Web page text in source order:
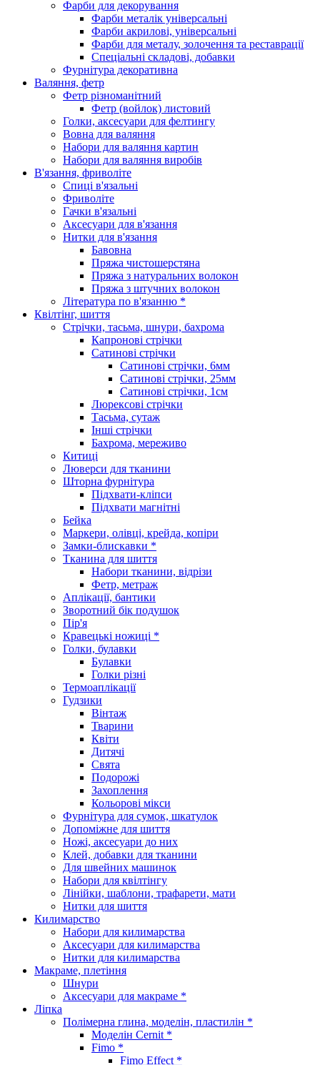
Фарби для декорування
Фарби металік універсальні
Фарби акрилові, універсальні
Фарби для металу, золочення та реставрації
Спеціальні складові, добавки
Фурнітура декоративна
Валяння, фетр
Фетр різноманітний
Фетр (войлок) листовий
Голки, аксесуари для фелтингу
Вовна для валяння
Набори для валяння картин
Набори для валяння виробів
В'язання, фриволіте
Спиці в'язальні
Фриволіте
Гачки в'язальні
Аксесуари для в'язання
Нитки для в'язання
Бавовна
Пряжа чистошерстяна
Пряжа з натуральних волокон
Пряжа з штучних волокон
Література по в'язанню *
Квілтінг, шиття
Стрічки, тасьма, шнури, бахрома
Капронові стрічки
Сатинові стрічки
Сатинові стрічки, 6мм
Сатинові стрічки, 25мм
Сатинові стрічки, 1см
Люрексові стрічки
Тасьма, сутаж
Інші стрічки
Бахрома, мереживо
Китиці
Люверси для тканини
Шторна фурнітура
Підхвати-кліпси
Підхвати магнітні
Бейка
Маркери, олівці, крейда, копіри
Замки-блискавки *
Тканина для шиття
Набори тканини, відрізи
Фетр, метраж
Аплікації, бантики
Зворотний бік подушок
Пір'я
Кравецькі ножиці *
Голки, булавки
Булавки
Голки різні
Термоаплікації
Гудзики
Вінтаж
Тварини
Квіти
Дитячі
Свята
Подорожі
Захоплення
Кольорові мікси
Фурнітура для сумок, шкатулок
Допоміжне для шиття
Ножі, аксесуари до них
Клей, добавки для тканини
Для швейних машинок
Набори для квілтінгу
Лінійки, шаблони, трафарети, мати
Нитки для шиття
Килимарство
Набори для килимарства
Аксесуари для килимарства
Нитки для килимарства
Макраме, плетіння
Шнури
Аксесуари для макраме *
Ліпка
Полімерна глина, моделін, пластилін *
Моделін Cernit *
Fimo *
Fimo Effect *